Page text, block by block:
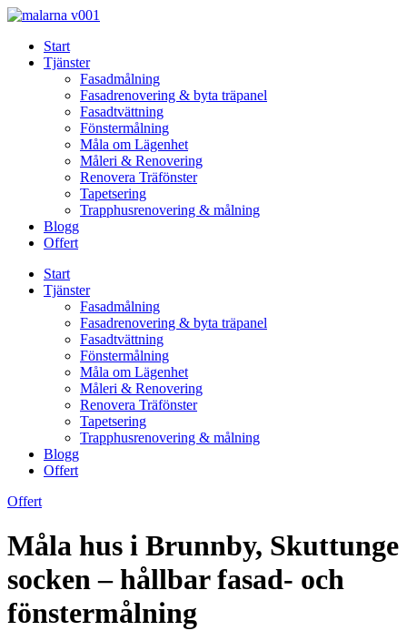
Skip
contentStart
Tjänster
Fasadmålning
Fasadrenovering & byta träpanel
Fasadtvättning
Fönstermålning
Måla om Lägenhet
Måleri & Renovering
Renovera Träfönster
Tapetsering
Trapphusrenovering & målning
Blogg
Offert
Start
Tjänster
Fasadmålning
Fasadrenovering & byta träpanel
Fasadtvättning
Fönstermålning
Måla om Lägenhet
Måleri & Renovering
Renovera Träfönster
Tapetsering
Trapphusrenovering & målning
Blogg
Offert
Offert
Måla hus i Brunnby, Skuttunge
socken – hållbar fasad- och
fönstermålning